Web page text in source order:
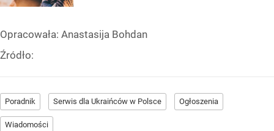
Opracowała: Anastasija Bohdan
Źródło:
Poradnik Serwis dla Ukraińców w Polsce Ogłoszenia
Wiadomości